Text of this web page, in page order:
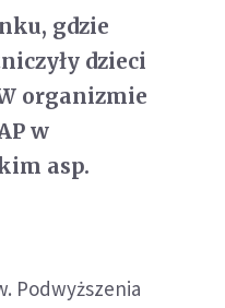
gdzie
dzieci
organizmie
w
asp.
Podwyższenia